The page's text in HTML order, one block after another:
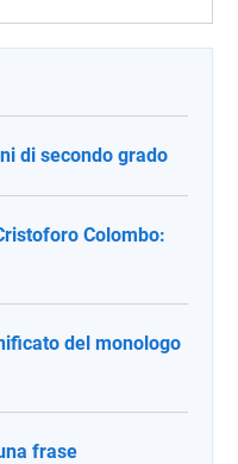
di secondo grado
Colombo:
del monologo
frase